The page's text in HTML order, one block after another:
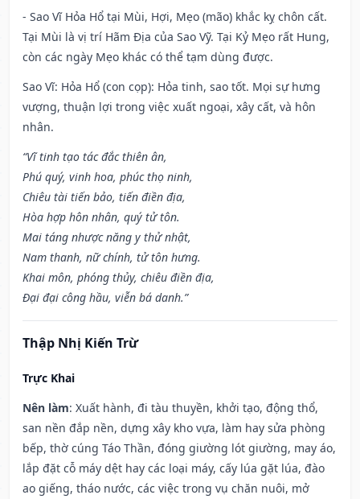
- Sao Vĩ Hỏa Hổ tại Mùi, Hợi, Mẹo (mão) khắc kỵ chôn cất.
Tại Mùi là vị trí Hãm Địa của Sao Vỹ. Tại Kỷ Mẹo rất Hung,
còn các ngày Mẹo khác có thể tạm dùng được.
Sao Vĩ: Hỏa Hổ (con cọp): Hỏa tinh, sao tốt. Mọi sự hưng
vượng, thuận lợi trong việc xuất ngoại, xây cất, và hôn
nhân.
“Vĩ tinh tạo tác đắc thiên ân,
Phú quý, vinh hoa, phúc thọ ninh,
Chiêu tài tiến bảo, tiến điền địa,
Hòa hợp hôn nhân, quý tử tôn.
Mai táng nhược năng y thử nhật,
Nam thanh, nữ chính, tử tôn hưng.
Khai môn, phóng thủy, chiêu điền địa,
Đại đại công hầu, viễn bá danh.”
Thập Nhị Kiến Trừ
Trực Khai
Nên làm: Xuất hành, đi tàu thuyền, khởi tạo, động thổ,
san nền đắp nền, dựng xây kho vựa, làm hay sửa phòng
bếp, thờ cúng Táo Thần, đóng giường lót giường, may áo,
lắp đặt cỗ máy dệt hay các loại máy, cấy lúa gặt lúa, đào
ao giếng, tháo nước, các việc trong vụ chăn nuôi, mở